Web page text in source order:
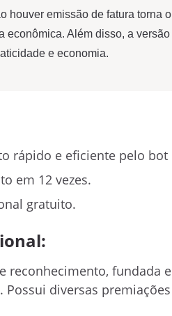
houver emissão de fatura torna o
econômica. Além disso, a
e economia.
rápido e eficiente pelo bot
em 12 vezes.
gratuito.
fundada
diversas